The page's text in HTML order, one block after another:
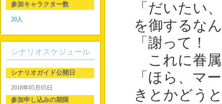
「だいたい
を御するな
「謝って！
これに眷属
「ほら、マ
きとかどう
参加キャラクター数
20人
シナリオスケジュール
シナリオガイド公開日
2018年05月05日
参加申し込みの期限